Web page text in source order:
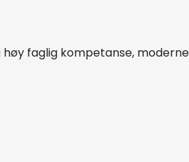
faglig kompetanse,